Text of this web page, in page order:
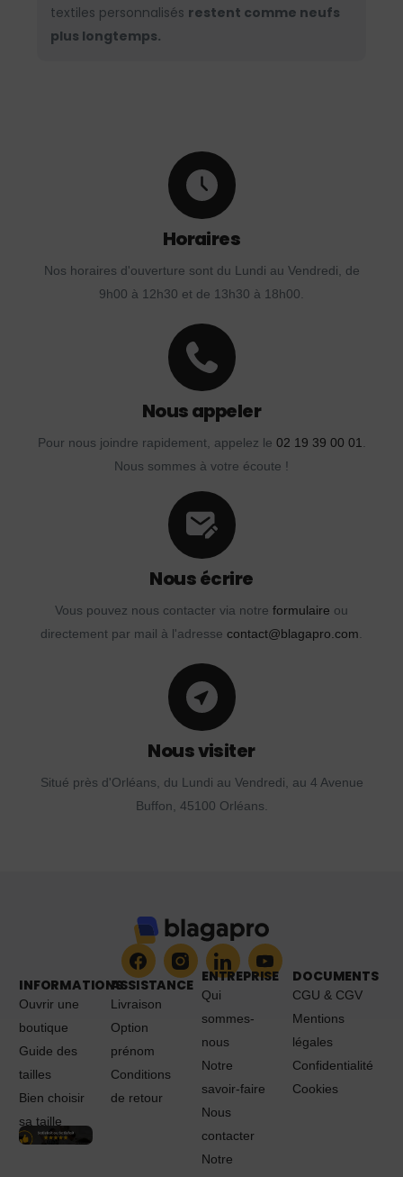
textiles personnalisés restent comme neufs
plus longtemps.
Horaires
Nos horaires d'ouverture sont du Lundi au Vendredi, de
9h00 à 12h30 et de 13h30 à 18h00.
Nous appeler
Pour nous joindre rapidement, appelez le 02 19 39 00 01.
Nous sommes à votre écoute !
Nous écrire
Vous pouvez nous contacter via notre formulaire ou
directement par mail à l'adresse contact@blagapro.com.
Nous visiter
Situé près d'Orléans, du Lundi au Vendredi, au 4 Avenue
Buffon, 45100 Orléans.
INFORMATIONS
Ouvrir une
boutique
Guide des
tailles
Bien choisir
sa taille
ASSISTANCE
Livraison
Option
prénom
Conditions
de retour
ENTREPRISE
Qui
sommes-
nous
Notre
savoir-faire
Nous
contacter
Notre
DOCUMENTS
CGU & CGV
Mentions
légales
Confidentialité
Cookies